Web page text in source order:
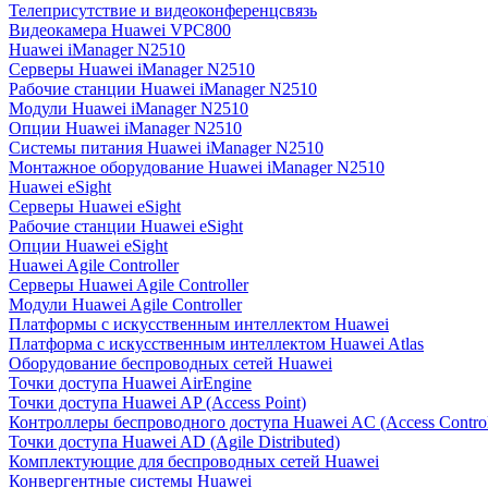
Телеприсутствие и видеоконференцсвязь
Видеокамера Huawei VPC800
Huawei iManager N2510
Серверы Huawei iManager N2510
Рабочие станции Huawei iManager N2510
Модули Huawei iManager N2510
Опции Huawei iManager N2510
Системы питания Huawei iManager N2510
Монтажное оборудование Huawei iManager N2510
Huawei eSight
Серверы Huawei eSight
Рабочие станции Huawei eSight
Опции Huawei eSight
Huawei Agile Controller
Серверы Huawei Agile Controller
Модули Huawei Agile Controller
Платформы с искусственным интеллектом Huawei
Платформа с искусственным интеллектом Huawei Atlas
Оборудование беспроводных сетей Huawei
Точки доступа Huawei AirEngine
Точки доступа Huawei AP (Access Point)
Контроллеры беспроводного доступа Huawei AC (Access
Точки доступа Huawei AD (Agile Distributed)
Комплектующие для беспроводных сетей Huawei
Конвергентные системы Huawei